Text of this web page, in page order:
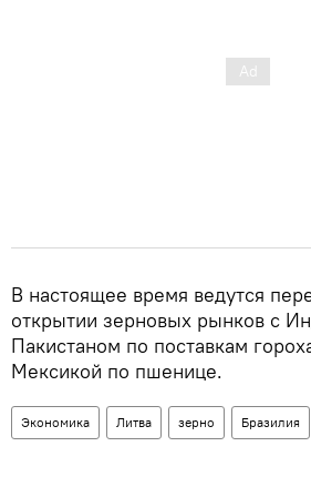
В настоящее время ведутся
открытии зерновых рынков с
Пакистаном по поставкам
Мексикой по пшенице.
Экономика Литва зерно Бразилия